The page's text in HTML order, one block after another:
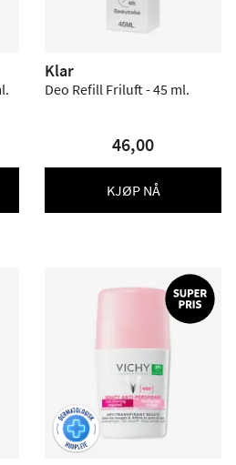
Klar
Deo Refill Friluft - 45 ml.
46,00
KJØP NÅ